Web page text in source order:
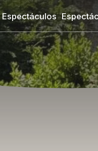
Espectáculos